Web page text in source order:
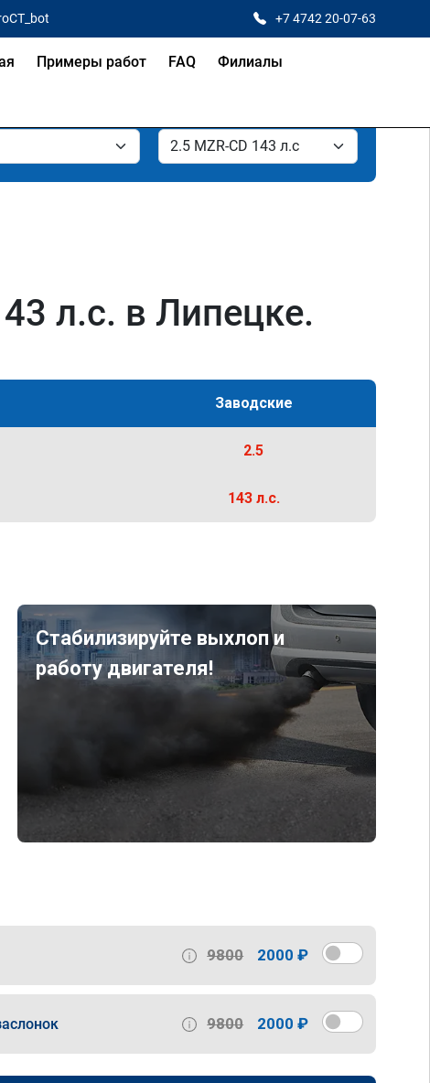
+7 4742 20-07-63
Примеры работ FAQ Филиалы
л.с. в Липецке.
Заводские
2.5
143 л.с.
Стабилизируйте выхлоп и
работу двигателя!
9800 2000 ₽
9800 2000 ₽